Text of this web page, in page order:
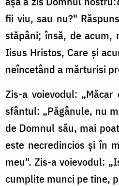
fii viu, sau nu?"
stăpâni; însă, de acum,
Iisus Hristos, Care și
neîncetând a mărturisi
Zis-a voievodul:
sfântul: „Păgânule, nu
de Domnul său, mai
este necredincios și în
meu". Zis-a voievodul:
cumplite munci pe tine,